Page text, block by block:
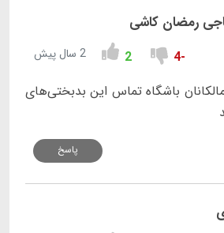
رمضان کاشی
-4
2 2 سال پیش
باشگاه تماس این بدبختی‌های
پاسخ